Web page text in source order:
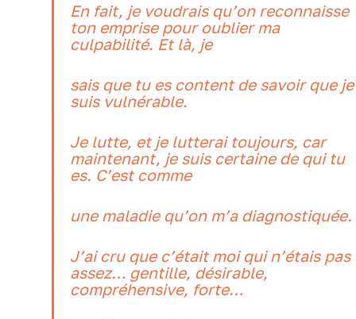
En fait, je voudrais qu’on reconnaisse
ton emprise pour oublier ma
culpabilité. Et là, je
sais que tu es content de savoir que je
suis vulnérable.
Je lutte, et je lutterai toujours, car
maintenant, je suis certaine de qui tu
es. C’est comme
une maladie qu’on m’a diagnostiquée.
J’ai cru que c’était moi qui n’étais pas
assez… gentille, désirable,
compréhensive, forte…